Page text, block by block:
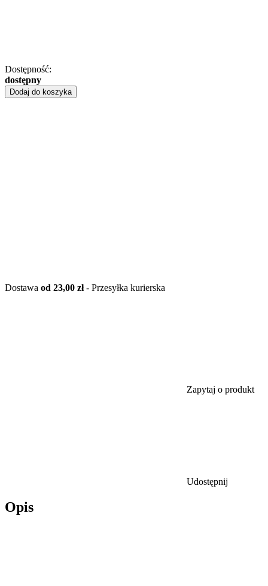
Dostępność:
dostępny
Dodaj do koszyka
Dostawa od 23,00 zł- Przesyłka kurierska
Zapytaj o produkt
Udostępnij
Opis